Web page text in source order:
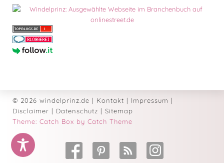
© 2026 windelprinz.de | Kontakt | Impressum |
Disclaimer | Datenschutz | Sitemap
Theme: Catch Box by Catch Theme